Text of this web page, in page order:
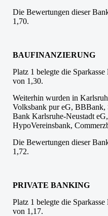
Die Bewertungen dieser
1,70.
BAUFINANZIERUNG
Platz 1 belegte die
von 1,30.
Weiterhin wurden in
Volksbank pur eG,
Bank Karlsruhe-Neustadt
HypoVereinsbank,
Die Bewertungen dieser
1,72.
PRIVATE BANKING
Platz 1 belegte die
von 1,17.